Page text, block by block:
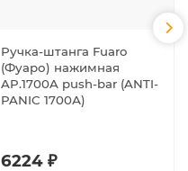
Ручка-штанга Fuaro
(Фуаро) нажимная
AP.1700A push-bar (ANTI-
PANIC 1700А)
6224 ₽